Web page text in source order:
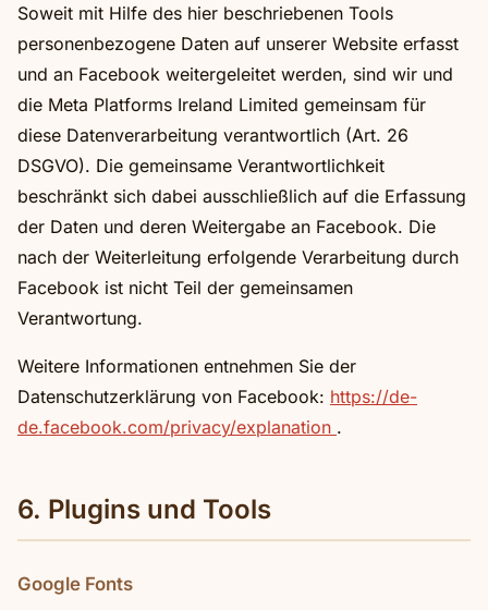
Soweit mit Hilfe des hier beschriebenen Tools
personenbezogene Daten auf unserer Website erfasst
und an Facebook weitergeleitet werden, sind wir und
die Meta Platforms Ireland Limited gemeinsam für
diese Datenverarbeitung verantwortlich (Art. 26
DSGVO). Die gemeinsame Verantwortlichkeit
beschränkt sich dabei ausschließlich auf die Erfassung
der Daten und deren Weitergabe an Facebook. Die
nach der Weiterleitung erfolgende Verarbeitung durch
Facebook ist nicht Teil der gemeinsamen
Verantwortung.
Weitere Informationen entnehmen Sie der
Datenschutzerklärung von Facebook: https://de-
de.facebook.com/privacy/explanation .
6. Plugins und Tools
Google Fonts